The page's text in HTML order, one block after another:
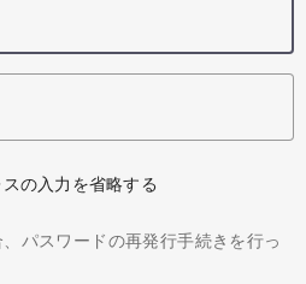
の入力を省略する
パスワードの再発行手続きを行っ